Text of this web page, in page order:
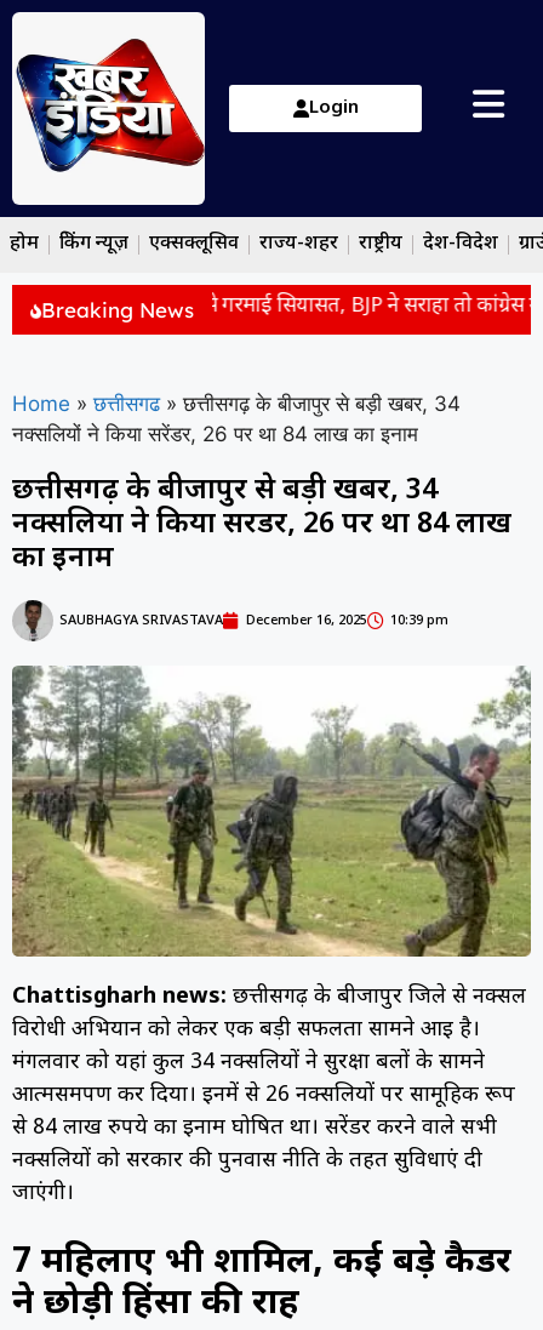
Login
होम ब्रेकिंग न्यूज़ एक्सक्लूसिव राज्य-शहर राष्ट्रीय देश-विदेश
Breaking News
भागवत के बयान से गरमाई सियासत, BJP ने सराहा तो कांग्रेस ने
Home » छत्तीसगढ » छत्तीसगढ़ के बीजापुर से बड़ी खबर, 34
नक्सलियों ने किया सरेंडर, 26 पर था 84 लाख का इनाम
छत्तीसगढ़ के बीजापुर से बड़ी खबर, 34
नक्सलियों ने किया सरेंडर, 26 पर था 84 लाख
का इनाम
SAUBHAGYA SRIVASTAVA December 16, 2025 10:39 pm
Chattisgharh news: छत्तीसगढ़ के बीजापुर जिले से नक्सल
विरोधी अभियान को लेकर एक बड़ी सफलता सामने आई है।
मंगलवार को यहां कुल 34 नक्सलियों ने सुरक्षा बलों के सामने
आत्मसमर्पण कर दिया। इनमें से 26 नक्सलियों पर सामूहिक रूप
से 84 लाख रुपये का इनाम घोषित था। सरेंडर करने वाले सभी
नक्सलियों को सरकार की पुनर्वास नीति के तहत सुविधाएं दी
जाएंगी।
7 महिलाएं भी शामिल, कई बड़े कैडर
ने छोड़ी हिंसा की राह